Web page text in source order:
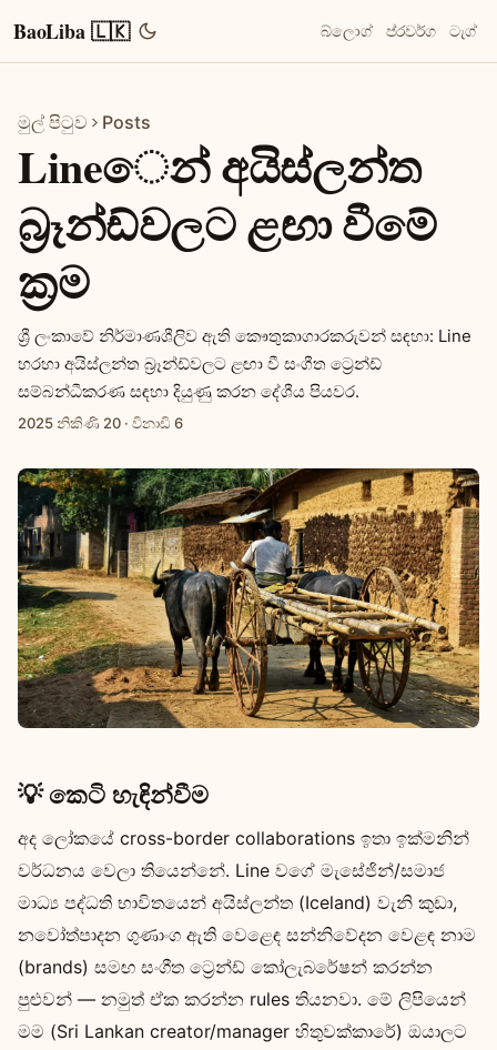
BaoLiba 🇱🇰 බ්ලොග් ප්රවර්ග ටැග්
මුල් පිටුව Posts
Lineෙන් අයිස්ලන්ත
බ්‍රෑන්ඩ්වලට ළඟා වීමේ
ක්‍රම
ශ්‍රී ලංකාවේ නිර්මාණශීලිව ඇති කෞතුකාගාරකරුවන් සඳහා: Line
හරහා අයිස්ලන්ත බ්‍රෑන්ඩ්වලට ළඟා වී සංගීත ට්‍රෙන්ඩ්
සම්බන්ධීකරණ සඳහා දියුණු කරන දේශීය පියවර.
2025 නිකිණි 20 · විනාඩි 6
💡 කෙටි හැඳින්වීම
අද ලෝකයේ cross-border collaborations ඉතා ඉක්මනින්
වර්ධනය වෙලා තියෙන්නේ. Line වගේ මැසේජින්/සමාජ
මාධ්‍ය පද්ධති භාවිතයෙන් අයිස්ලන්ත (Iceland) වැනි කුඩා,
නවෝත්පාදන ගුණාංග ඇති වෙළෙඳ සන්නිවේදන වෙළඳ නාම
(brands) සමඟ සංගීත ට්‍රෙන්ඩ් කෝලැබරේෂන් කරන්න
පුළුවන් — නමුත් ඒක කරන්න rules තියනවා. මේ ලිපියෙන්
මම (Sri Lankan creator/manager හිතුවක්කාරේ) ඔයාලට